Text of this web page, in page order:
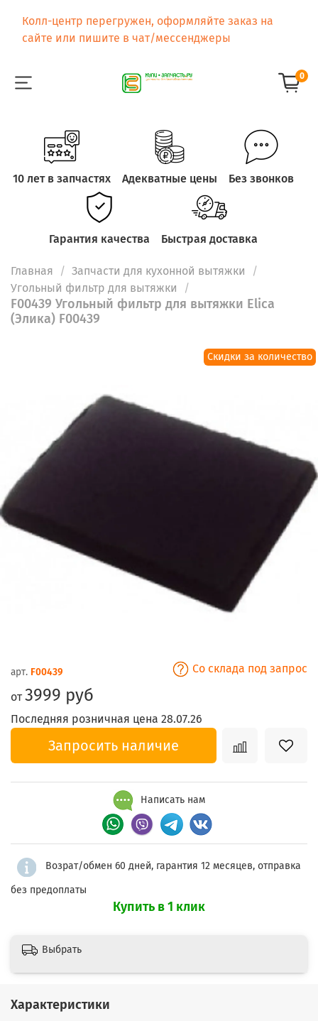
Колл-центр перегружен, оформляйте заказ на
сайте или пишите в чат/мессенджеры
0
10 лет в запчастях Адекватные цены Без звонков
Гарантия качества Быстрая доставка
Главная
Запчасти для кухонной вытяжки
Угольный фильтр для вытяжки
F00439 Угольный фильтр для вытяжки Elica
(Элика) F00439
Скидки за количество
арт. F00439 Со склада под запрос
от3999 руб
Последняя розничная цена 28.07.26
Запросить наличие
Написать нам
Возрат/обмен 60 дней, гарантия 12 месяцев, отправка
без предоплаты
Купить в 1 клик
Выбрать
Характеристики